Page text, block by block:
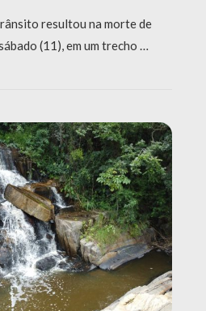
resultou na morte de
(11), em um trecho …